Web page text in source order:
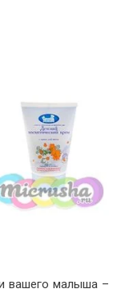
вашего малыша –